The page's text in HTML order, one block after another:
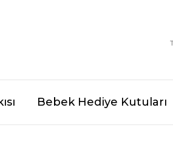
Bebek Hediye Kutuları